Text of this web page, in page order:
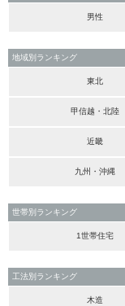
男性
地域別ランキング
東北
甲信越・北陸
近畿
九州・沖縄
世帯別ランキング
1世帯住宅
工法別ランキング
木造